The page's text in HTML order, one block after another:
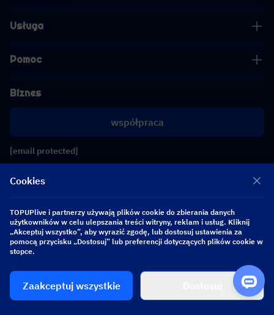
$ 0.00 Kup teraz
Usługa
Pomoc
Biznes
współpraca
[email protected]
Copyright 2026 SEA WHALE TECHNOLOGY PTE.LTD. All Rights Reserved.
Cookies
TOPUPlive i partnerzy używają plików cookie do zbierania danych
użytkowników w celu ulepszania treści witryny, reklam i usług. Kliknij
„Akceptuj wszystko”, aby wyrazić zgodę, lub dostosuj ustawienia za
pomocą przycisku „Dostosuj” lub preferencji dotyczących plików cookie w
stopce.
Zaakceptuj wszystkie